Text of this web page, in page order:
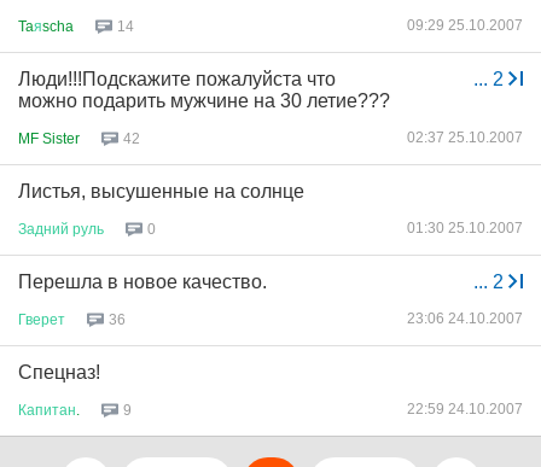
Taяscha 14 09:29 25.10.2007
... 2
Люди!!!Подскажите пожалуйста что
можно подарить мужчине на 30 летие???
MF Sister 42 02:37 25.10.2007
Листья, высушенные на солнце
Задний руль 0 01:30 25.10.2007
... 2
Перешла в новое качество.
Гверет 36 23:06 24.10.2007
Спецназ!
Капитан 9 22:59 24.10.2007